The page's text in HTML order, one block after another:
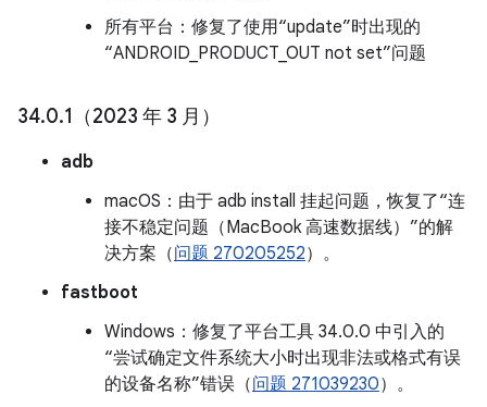
所有平台：修复了使用“update”时出现的
“ANDROID_PRODUCT_OUT not set”问题
34.0.1（2023 年 3 月）
adb
macOS：由于 adb install 挂起问题，恢复了“连
接不稳定问题（MacBook 高速数据线）”的解
决方案（问题 270205252）。
fastboot
Windows：修复了平台工具 34.0.0 中引入的
“尝试确定文件系统大小时出现非法或格式有误
的设备名称”错误（问题 271039230）。